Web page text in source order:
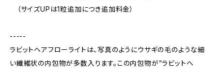
（サイズUPは1粒追加につき追加料金）
-----
ラビットヘアフローライトは、写真のようにウサギの毛のような細
い繊維状の内包物が多数入ります。この内包物が”ラビットヘ